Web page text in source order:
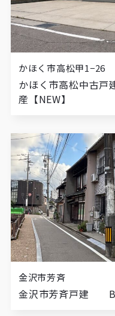
かほく市高松甲1−26
かほく市高松中古
産【NEW】
金沢市芳斉
金沢市芳斉戸建